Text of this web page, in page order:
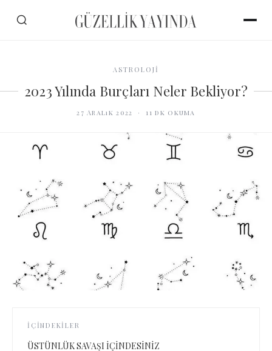
ASTROLOJİ
2023 Yılında Burçları Neler Bekliyor?
27 Aralık 2022 · 11 dk okuma
İÇINDEKILER
ÜSTÜNLÜK SAVAŞI İÇİNDESİNİZ